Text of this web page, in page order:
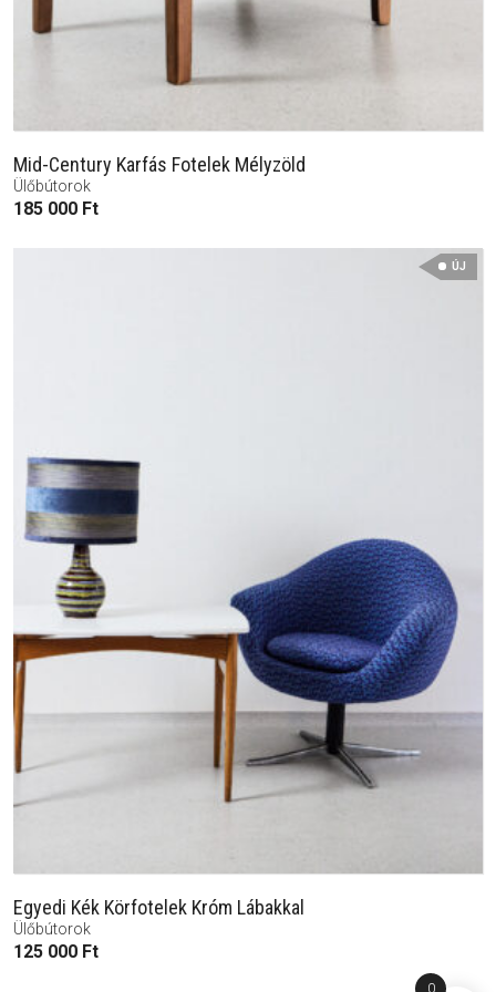
Mid-Century Karfás Fotelek Mélyzöld
Ülőbútorok
185 000 Ft
ÚJ
Egyedi Kék Körfotelek Króm Lábakkal
Ülőbútorok
125 000 Ft
0